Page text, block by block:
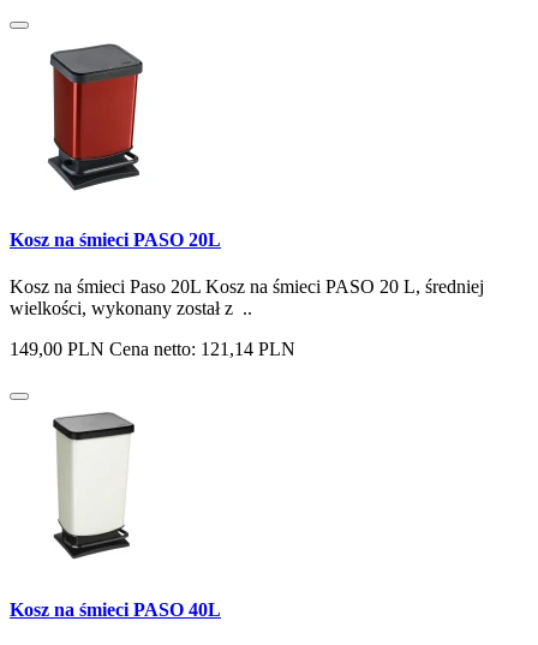
Kosz na śmieci PASO 20L
Kosz na śmieci Paso 20L Kosz na śmieci PASO 20 L, średniej
wielkości, wykonany został z ..
149,00 PLN Cena netto: 121,14 PLN
Kosz na śmieci PASO 40L